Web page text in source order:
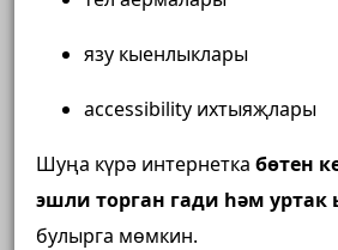
язу кыенлыклары
accessibility ихтыяҗлары
Шуңа күрә интернетка бөтен
эшли торган гади һәм уртак
булырга мөмкин.